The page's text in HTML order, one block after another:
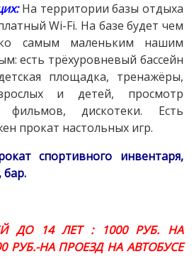
На территории базы отдыха
Wi-Fi. На базе будет чем
самым маленьким нашим
есть трёхуровневый бассейн
площадка, тренажёры,
и детей, просмотр
дискотеки. Есть
прокат настольных игр.
спортивного инвентаря,
бар.
ДО 14 ЛЕТ : 1000 РУБ. НА
РУБ.-НА ПРОЕЗД НА АВТОБУСЕ